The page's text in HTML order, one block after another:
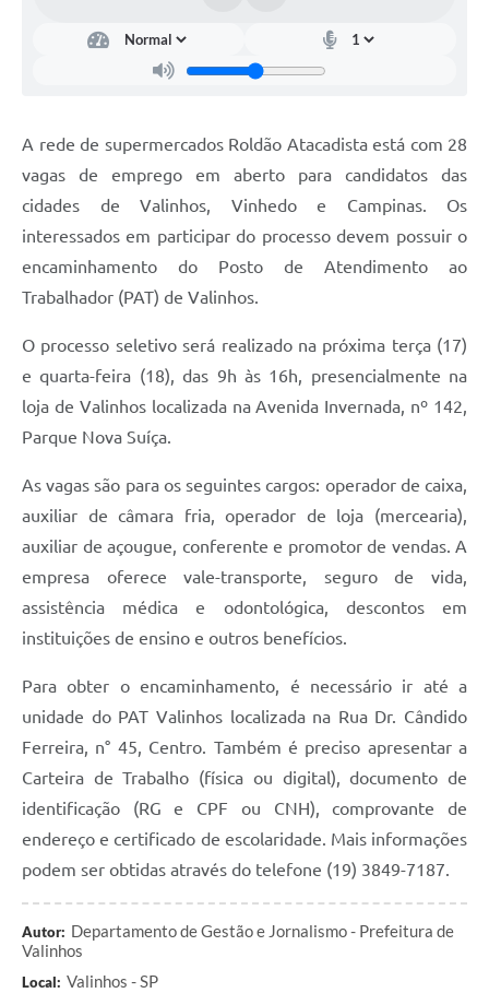
Carta de Serviços
Obras
Galeria de Vídeos
Projetos
Contas Públicas
Editais
Serviços Online
Telefones Úteis
A Prefeitura
Jornal
SIC
A rede de supermercados Roldão Atacadista está com 28
vagas de emprego em aberto para candidatos das
cidades de Valinhos, Vinhedo e Campinas. Os
interessados em participar do processo devem possuir o
encaminhamento do Posto de Atendimento ao
Trabalhador (PAT) de Valinhos.
O processo seletivo será realizado na próxima terça (17)
e quarta-feira (18), das 9h às 16h, presencialmente na
loja de Valinhos localizada na Avenida Invernada, nº 142,
Parque Nova Suíça.
As vagas são para os seguintes cargos: operador de caixa,
auxiliar de câmara fria, operador de loja (mercearia),
auxiliar de açougue, conferente e promotor de vendas. A
empresa oferece vale-transporte, seguro de vida,
assistência médica e odontológica, descontos em
instituições de ensino e outros benefícios.
Para obter o encaminhamento, é necessário ir até a
unidade do PAT Valinhos localizada na Rua Dr. Cândido
Ferreira, n° 45, Centro. Também é preciso apresentar a
Carteira de Trabalho (física ou digital), documento de
identificação (RG e CPF ou CNH), comprovante de
endereço e certificado de escolaridade. Mais informações
podem ser obtidas através do telefone (19) 3849-7187.
Autor: Departamento de Gestão e Jornalismo - Prefeitura de
Valinhos
Local: Valinhos - SP